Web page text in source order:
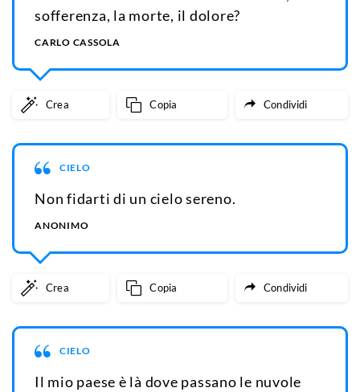
sofferenza, la morte, il dolore?
CARLO CASSOLA
Crea Copia Condividi
CIELO
Non fidarti di un cielo sereno.
ANONIMO
Crea Copia Condividi
CIELO
Il mio paese è là dove passano le nuvole